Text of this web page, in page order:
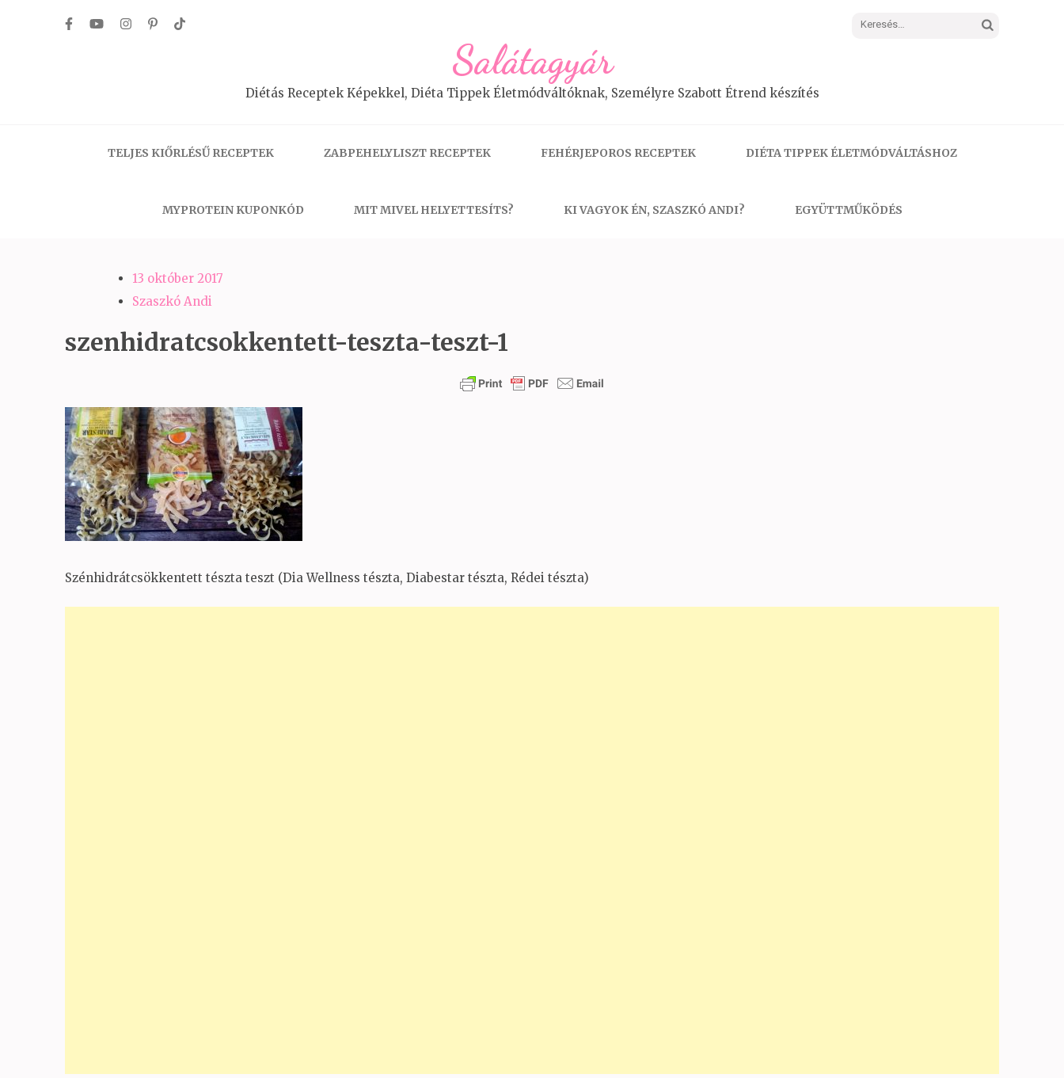
Keresés:
Salátagyár
Diétás Receptek Képekkel, Diéta Tippek Életmódváltóknak, Személyre Szabott Étrend készítés
TELJES KIŐRLÉSŰ RECEPTEK ZABPEHELYLISZT RECEPTEK FEHÉRJEPOROS RECEPTEK DIÉTA TIPPEK ÉLETMÓDVÁLTÁSHOZ
MYPROTEIN KUPONKÓD MIT MIVEL HELYETTESÍTS? KI VAGYOK ÉN, SZASZKÓ ANDI? EGYÜTTMŰKÖDÉS
13 október 2017
Szaszkó Andi
szenhidratcsokkentett-teszta-teszt-1
Szénhidrátcsökkentett tészta teszt (Dia Wellness tészta, Diabestar tészta, Rédei tészta)